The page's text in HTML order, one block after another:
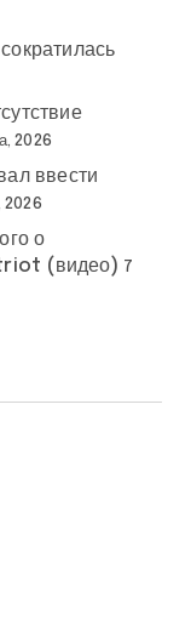
2026
ввести
2026
о
(видео) 7